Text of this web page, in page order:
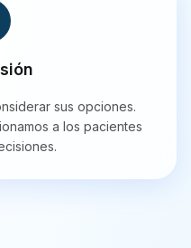
sus opciones.
a los pacientes